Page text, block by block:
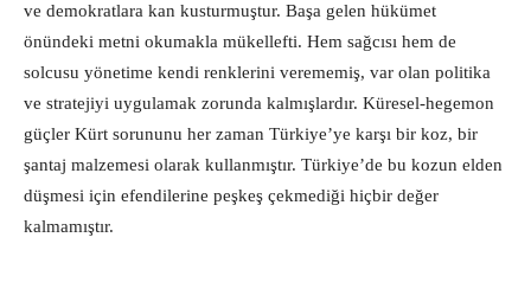
ve demokratlara kan kusturmuştur. Başa gelen hükümet
önündeki metni okumakla mükellefti. Hem sağcısı hem de
solcusu yönetime kendi renklerini verememiş, var olan politika
ve stratejiyi uygulamak zorunda kalmışlardır. Küresel-hegemon
güçler Kürt sorununu her zaman Türkiye’ye karşı bir koz, bir
şantaj malzemesi olarak kullanmıştır. Türkiye’de bu kozun elden
düşmesi için efendilerine peşkeş çekmediği hiçbir değer
kalmamıştır.